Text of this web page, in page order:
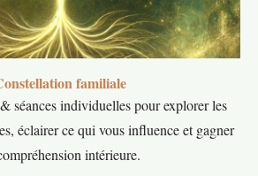
familiale
séances individuelles pour explorer les
éclairer ce qui vous influence et gagner
intérieure.